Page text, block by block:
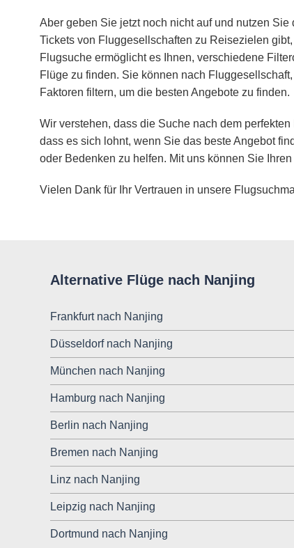
Aber geben Sie jetzt noch nicht auf und nutzen
Tickets von Fluggesellschaften zu Reisezielen
Flugsuche ermöglicht es Ihnen, verschiedene
Flüge zu finden. Sie können nach
Faktoren filtern, um die besten Angebote zu finden.
Wir verstehen, dass die Suche nach dem
dass es sich lohnt, wenn Sie das beste Angebot
oder Bedenken zu helfen. Mit uns können Sie
Vielen Dank für Ihr Vertrauen in unsere
Alternative Flüge nach Nanjing
Frankfurt nach Nanjing
Düsseldorf nach Nanjing
München nach Nanjing
Hamburg nach Nanjing
Berlin nach Nanjing
Bremen nach Nanjing
Linz nach Nanjing
Leipzig nach Nanjing
Dortmund nach Nanjing